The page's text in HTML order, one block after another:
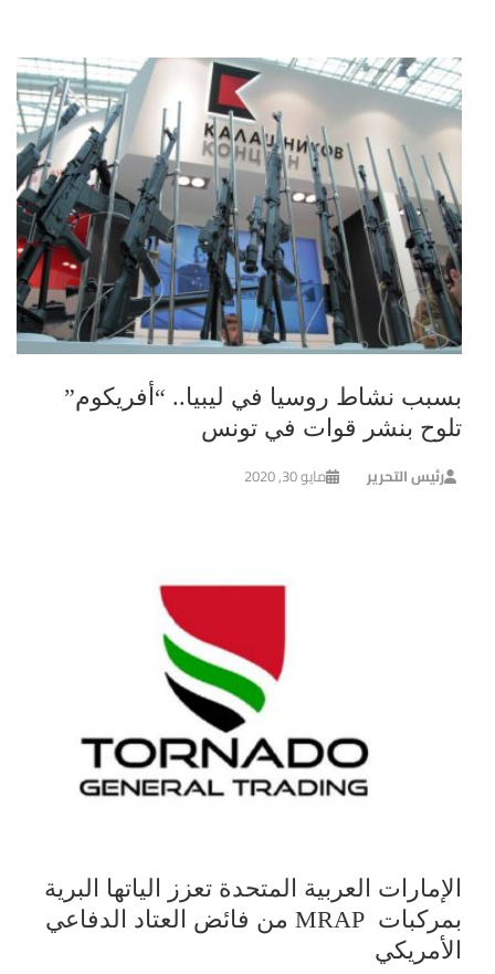
بسبب نشاط روسيا في ليبيا.. “أفريكوم”
تلوح بنشر قوات في تونس
رئيس التحرير مايو 30, 2020
الإمارات العربية المتحدة تعزز الياتها البرية
بمركبات MRAP من فائض العتاد الدفاعي
الأمريكي